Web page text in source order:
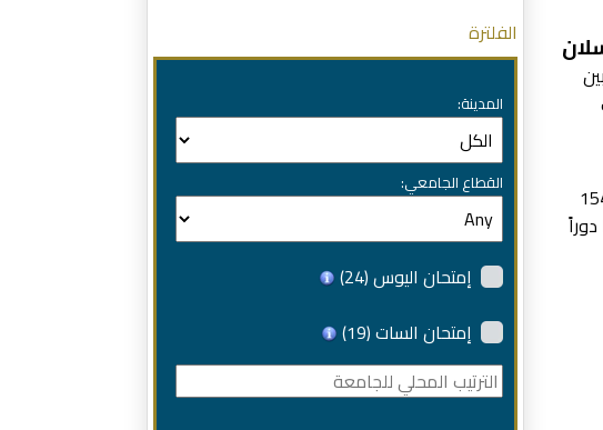
154
دوراً
الفلترة
المدينة:
القطاع الجامعي:
إمتحان اليوس(24)
إمتحان السات(19)